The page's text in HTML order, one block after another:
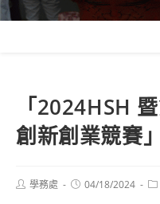
「2024HSH
創新創業競賽」
Post學務處
Post04/18/2024